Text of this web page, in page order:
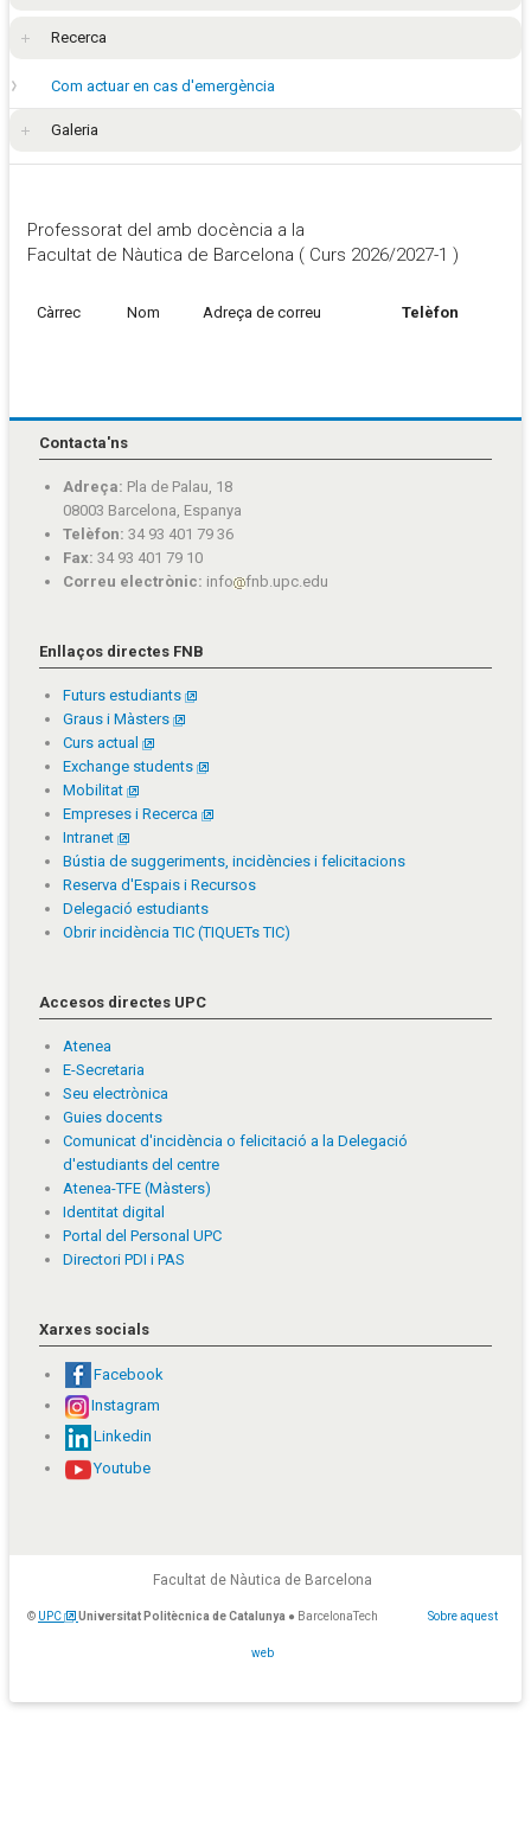
Recerca
Com actuar en cas d'emergència
Galeria
Professorat del amb docència a la
Facultat de Nàutica de Barcelona ( Curs 2026/2027-1 )
Càrrec Nom Adreça de correu Telèfon
Contacta'ns
Adreça: Pla de Palau, 18
08003 Barcelona, Espanya
Telèfon: 34 93 401 79 36
Fax: 34 93 401 79 10
Correu electrònic: info fnb.upc.edu
Enllaços directes FNB
Futurs estudiants
Graus i Màsters
Curs actual
Exchange students
Mobilitat
Empreses i Recerca
Intranet
Bústia de suggeriments, incidències i felicitacions
Reserva d'Espais i Recursos
Delegació estudiants
Obrir incidència TIC (TIQUETs TIC)
Accesos directes UPC
Atenea
E-Secretaria
Seu electrònica
Guies docents
Comunicat d'incidència o felicitació a la Delegació
d'estudiants del centre
Atenea-TFE (Màsters)
Identitat digital
Portal del Personal UPC
Directori PDI i PAS
Xarxes socials
Facebook
Instagram
Linkedin
Youtube
Facultat de Nàutica de Barcelona
© UPC Universitat Politècnica de Catalunya ● BarcelonaTech Sobre aquest
web